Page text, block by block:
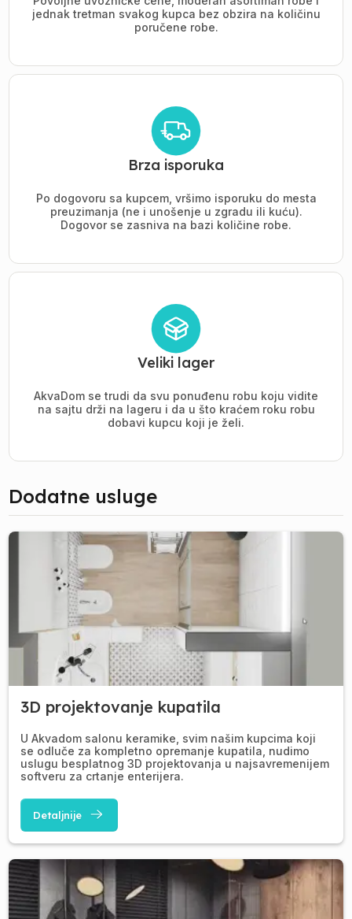
jednak tretman svakog kupca bez obzira na količinu
poručene robe.
Brza isporuka
Po dogovoru sa kupcem, vršimo isporuku do mesta
preuzimanja (ne i unošenje u zgradu ili kuću).
Dogovor se zasniva na bazi količine robe.
Veliki lager
AkvaDom se trudi da svu ponuđenu robu koju vidite
na sajtu drži na lageru i da u što kraćem roku robu
dobavi kupcu koji je želi.
Dodatne usluge
3D projektovanje kupatila
U Akvadom salonu keramike, svim našim kupcima koji
se odluče za kompletno opremanje kupatila, nudimo
uslugu besplatnog 3D projektovanja u najsavremenijem
softveru za crtanje enterijera.
Detaljnije